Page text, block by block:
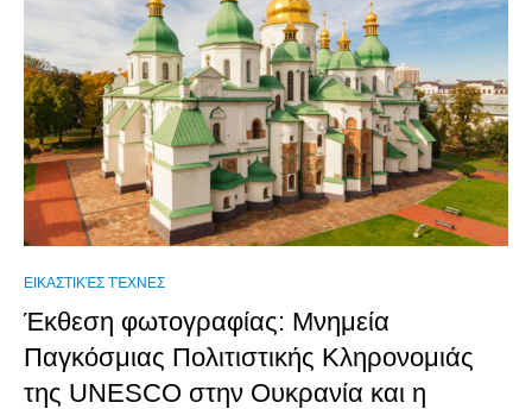
ΕΙΚΑΣΤΙΚΈΣ ΤΈΧΝΕΣ
Έκθεση φωτογραφίας: Μνημεία
Παγκόσμιας Πολιτιστικής Κληρονομιάς
της UNESCO στην Ουκρανία και η